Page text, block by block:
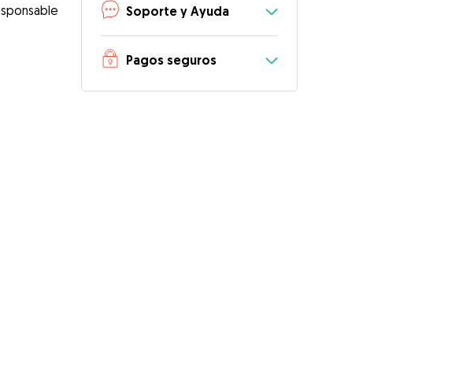
Soporte y Ayuda
Pagos seguros